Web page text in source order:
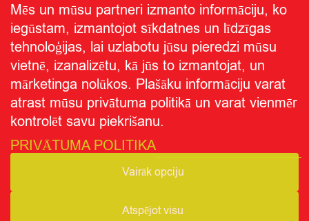
Receptes
Ziņas
Mēs un mūsu partneri izmanto informāciju, ko
iegūstam, izmantojot sīkdatnes un līdzīgas
tehnoloģijas, lai uzlabotu jūsu pieredzi mūsu
vietnē, izanalizētu, kā jūs to izmantojat, un
mārketinga nolūkos. Plašāku informāciju varat
atrast mūsu privātuma politikā un varat vienmēr
kontrolēt savu piekrišanu.
PRIVĀTUMA POLITIKA
Vairāk opciju
Atspējot visu